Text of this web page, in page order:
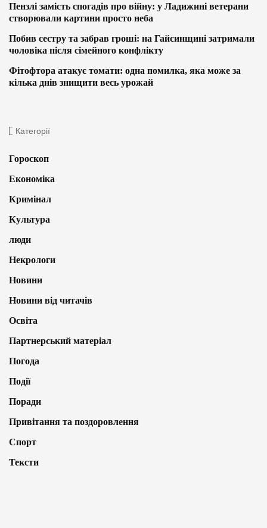
Пензлі замість спогадів про війну: у Ладижині ветерани
створювали картини просто неба
Побив сестру та забрав гроші: на Гайсинщині затримали
чоловіка після сімейного конфлікту
Фітофтора атакує томати: одна помилка, яка може за
кілька днів знищити весь урожай
Категорії
Гороскоп
Економіка
Кримінал
Культура
люди
Некрологи
Новини
Новини від читачів
Освіта
Партнерський матеріал
Погода
Події
Поради
Привітання та поздоровлення
Спорт
Тексти